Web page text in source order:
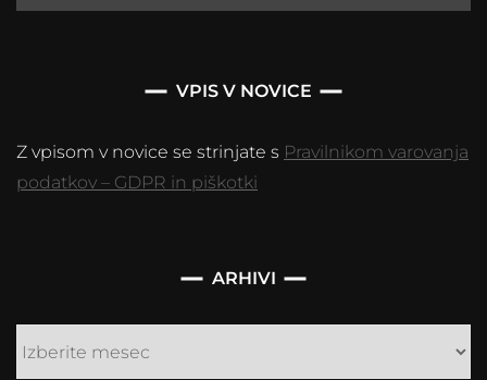
VPIS V NOVICE
Z vpisom v novice se strinjate s Pravilnikom varovanja
podatkov – GDPR in piškotki
ARHIVI